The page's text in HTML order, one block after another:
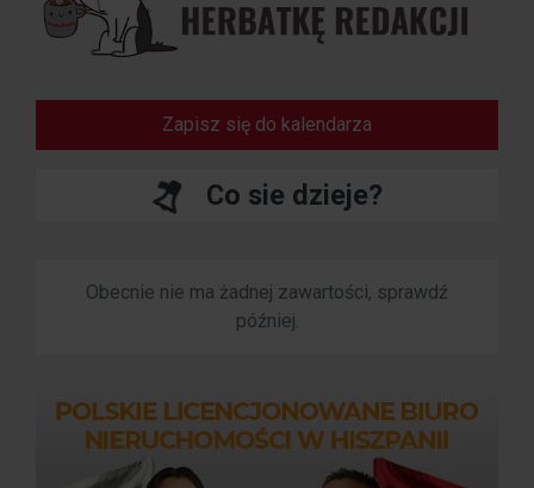
Zapisz się do kalendarza
Co sie dzieje?
Obecnie nie ma żadnej zawartości, sprawdź
później.